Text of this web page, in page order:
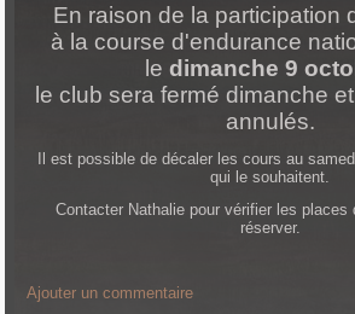
En raison de la participation
à la course d'endurance
le dimanche 9
le club sera fermé dimanche
annulés.
Il est possible de décaler les cours au
qui le souhaitent.
Contacter Nathalie pour vérifier les places
réserver.
Ajouter un commentaire